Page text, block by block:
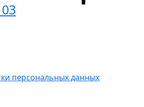
персональных данных